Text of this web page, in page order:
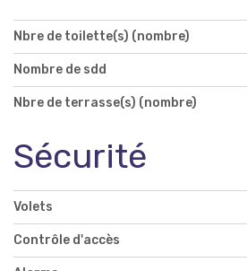
Nbre de toilette(s) (nombre)
Nombre de sdd
Nbre de terrasse(s) (nombre)
Sécurité
Volets
Contrôle d'accès